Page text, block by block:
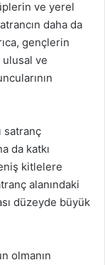
ve yerel
daha da
gençlerin
ulusal ve
satranç
da katkı
kitlelere
alanındaki
düzeyde büyük
olmanın